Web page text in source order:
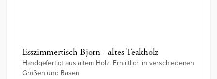
Esszimmertisch Bjorn - altes Teakholz
Handgefertigt aus altem Holz. Erhältlich in verschiedenen
Größen und Basen